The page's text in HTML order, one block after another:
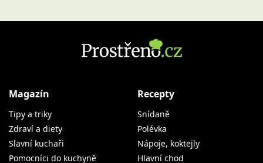
Magazín
Tipy a triky
Zdraví a diety
Slavní kuchaři
Pomocníci do kuchyně
Recepty
Snídaně
Polévka
Nápoje, koktejly
Hlavní chod